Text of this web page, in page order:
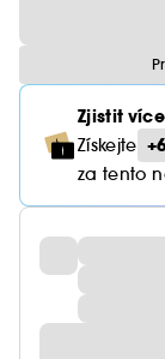
Zjistit
Získejte
za tento